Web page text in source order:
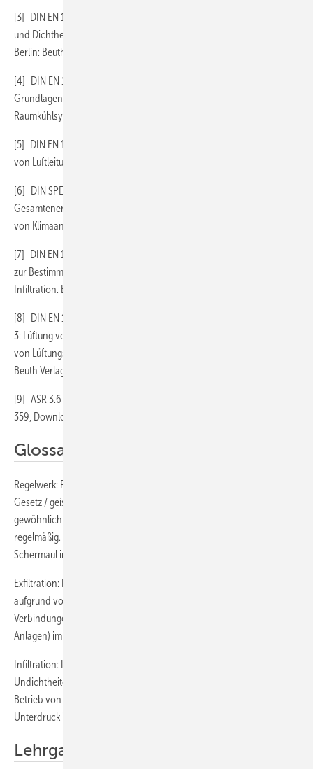
[3] DIN EN 12 237 Lüftung von Gebäuden – Luftleitungen – Festigkeit
und Dichtheit von Luftleitungen mit rundem Querschnitt aus Blech.
Berlin: Beuth Verlag, Juli 2003
[4] DIN EN 13 779 Lüftung von Nichtwohngebäuden – Allgemeine
Grundlagen und Anforderungen für Lüftungs- und Klimaanlagen und
Raumkühlsysteme. Berlin: Beuth Verlag, September 2007
[5] DIN EN 14 239 Lüftung von Gebäuden – Luftleitungen – Messung
von Luftleitungsoberflächen. Berlin: Beuth Verlag, April 2004
[6] DIN SPEC 15 240 Lüftung von Gebäuden –
Gesamtenergieeffizienz von Gebäuden – Energetische Inspektion
von Klimaanlagen. Berlin: Beuth Verlag, Oktober 2013
[7] DIN EN 15 242 Lüftung von Gebäuden – Berechnungsverfahren
zur Bestimmung der Luftvolumenströme in Gebäuden einschließlich
Infiltration. Berlin: Beuth Verlag, September 2007
[8] DIN EN 16 798-3 (Entwurf), Energieeffizienz von Gebäuden – Teil
3: Lüftung von Nichtwohngebäuden – Anforderungen an die Leistung
von Lüftungs- und Klimaanlagen und Raumkühlsystemen. Berlin:
Beuth Verlag, Januar 2015
[9] ASR 3.6 Lüftung, GMBl 2012, S. 92, geändert durch GMBl 2013, S.
359, Download auf
Glossar
Regelwerk: Richtlinie, Norm, Vorschrift, Verordnung oder
Gesetz / geistige oder naturwissenschaftliche Gesetzmäßigkeit / das
gewöhnlich Ein-tretende – im Sinne von vorausschaubar, periodisch,
regelmäßig. Quelle: Rechtsanwälte Dr. Dimanski, Kalkbrenner,
Schermaul in SBZ 20 2012
Exfiltration: Luftvolumenstrom, der aus dem Luftleitungssystem
aufgrund von Undichtheiten der Luftleitungsbauteile und ihrer
Verbindungen beim Betrieb von Raumlufttechnischen Anlagen (RLT-
Anlagen) im Überdruck in die Umgebung strömt. Quelle: [4]
Infiltration: Luftvolumenstrom, der aus der Umgebung aufgrund von
Undichtheiten der Luftleitungsbauteile und ihrer Verbindungen beim
Betrieb von Raumlufttechnischen Anlagen (RLT-Anlagen) im
Unterdruck in das Luftleitungssystem strömt. Quelle: [4]
Lehrgang in fünf Modulen